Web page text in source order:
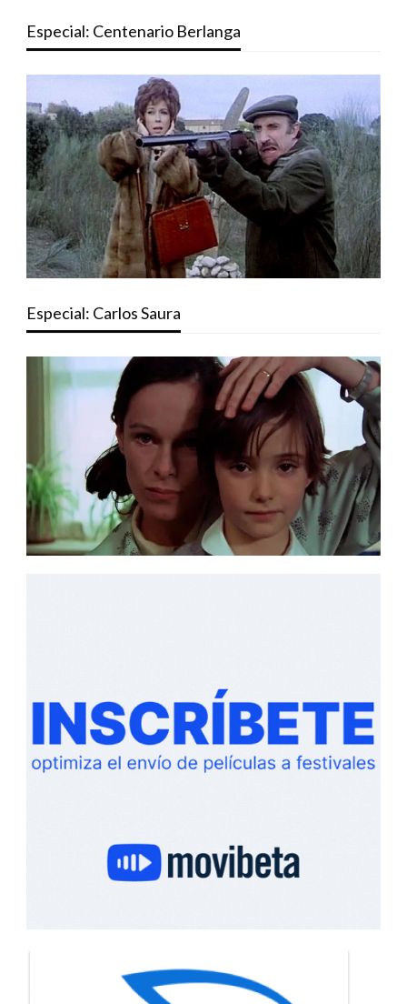
Especial: Centenario Berlanga
Especial: Carlos Saura